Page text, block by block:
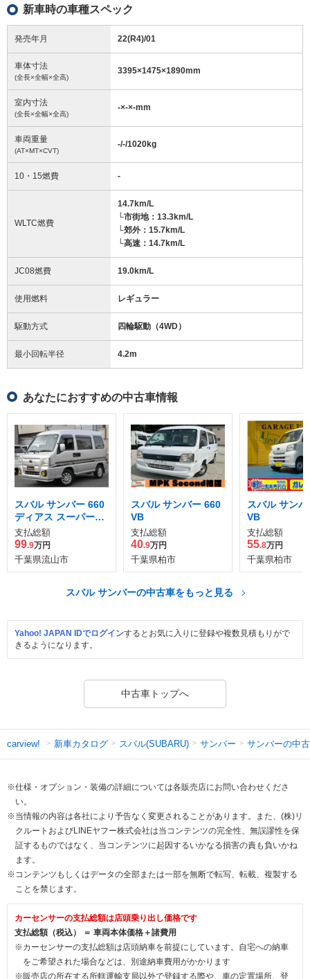
新車時の車種スペック
発売年月 22(R4)/01
車体寸法
(全長×全幅×全高)
3395×1475×1890mm
室内寸法
(全長×全幅×全高)
-×-×-mm
車両重量
(AT×MT×CVT)
-/-/1020kg
10・15燃費 -
WLTC燃費
14.7km/L
└市街地：13.3km/L
└郊外：15.7km/L
└高速：14.7km/L
JC08燃費 19.0km/L
使用燃料 レギュラー
駆動方式 四輪駆動（4WD）
最小回転半径 4.2m
あなたにおすすめの中古車情報
スバル サンバー 660
ディアス スーパーチ
ャージャー 4WD
支払総額
99.9万円
千葉県流山市
スバル サンバー 660
VB
支払総額
40.9万円
千葉県柏市
スバル サン
VB
支払総額
55.8万円
千葉県柏市
スバル サンバーの中古車をもっと見る
Yahoo! JAPAN IDでログインするとお気に入りに登録や複数見積もりがで
きるようになります。
中古車トップへ
carview! 新車カタログ スバル(SUBARU) サンバー サンバーの中
※仕様・オプション・装備の詳細については各販売店にお問い合わせくださ
い。
※当情報の内容は各社により予告なく変更されることがあります。また、(株)リ
クルートおよびLINEヤフー株式会社は当コンテンツの完全性、無誤謬性を保
証するものではなく、当コンテンツに起因するいかなる損害の責も負いかね
ます。
※コンテンツもしくはデータの全部または一部を無断で転写、転載、複製する
ことを禁じます。
カーセンサーの支払総額は店頭乗り出し価格です
支払総額（税込） ＝ 車両本体価格＋諸費用
※カーセンサーの支払総額は店頭納車を前提にしています。自宅への納車
をご希望された場合などは、別途納車費用がかかります
※販売店の所在する所轄運輸支局以外で登録する際や、車の定置場所、登